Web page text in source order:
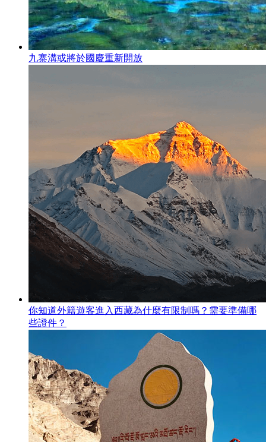
九寨溝或將於國慶重新開放
你知道外籍遊客進入西藏為什麼有限制嗎？需要準備哪
些證件？